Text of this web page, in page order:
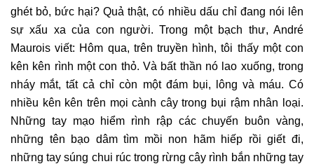
ghét bỏ, bức hại? Quả thật, có nhiều dấu chỉ đang nói lên
sự xấu xa của con người. Trong một bạch thư, André
Maurois viết: Hôm qua, trên truyền hình, tôi thấy một con
kên kên rình một con thỏ. Và bất thần nó lao xuống, trong
nháy mắt, tất cả chỉ còn một đám bụi, lông và máu. Có
nhiều kên kên trên mọi cành cây trong bụi rậm nhân loại.
Những tay mạo hiểm rình rập các chuyến buôn vàng,
những tên bạo dâm tìm mồi non hãm hiếp rồi giết đi,
những tay súng chui rúc trong rừng cây rình bắn những tay